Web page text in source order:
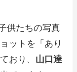
供たちの写真
ットを「あり
おり、 山口達